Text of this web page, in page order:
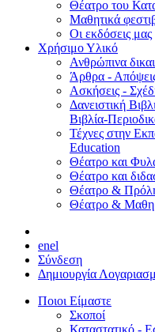
Θέατρο του
Μαθητικά
Οι εκδόσεις μας
Χρήσιμο Υλικό
Ανθρώπινα
Άρθρα -
Ασκήσεις -
Δανειστική
Βιβλία-
Τέχνες στην
Education
Θέατρο και
Θέατρο και
Θέατρο &
Θέατρο &
enel
Σύνδεση
Δημιουργία
Ποιοι Είμαστε
Σκοποί
Καταστατικό -